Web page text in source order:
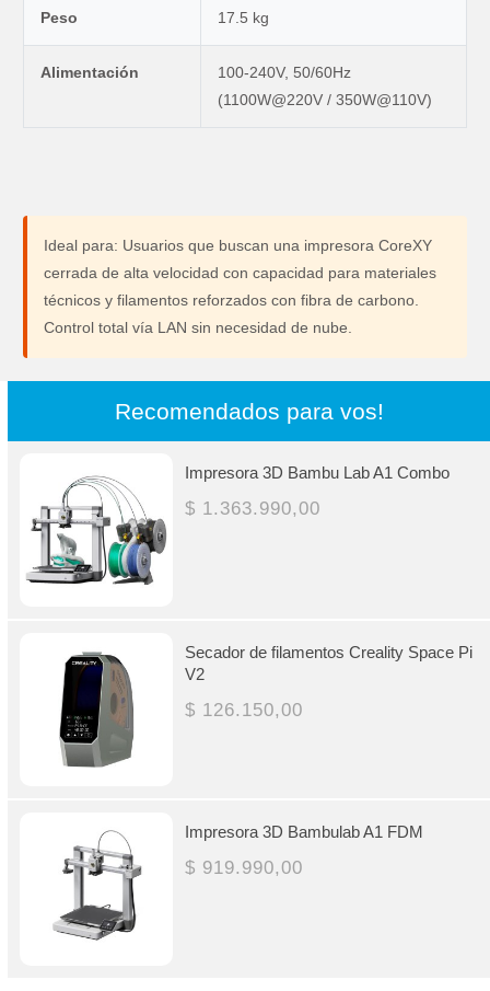
Peso 17.5 kg
Alimentación
100-240V, 50/60Hz
(1100W@220V / 350W@110V)
Ideal para: Usuarios que buscan una impresora CoreXY
cerrada de alta velocidad con capacidad para materiales
técnicos y filamentos reforzados con fibra de carbono.
Control total vía LAN sin necesidad de nube.
Recomendados para vos!
Impresora 3D Bambu Lab A1 Combo
$ 1.363.990,00
Secador de filamentos Creality Space Pi
V2
$ 126.150,00
Impresora 3D Bambulab A1 FDM
$ 919.990,00